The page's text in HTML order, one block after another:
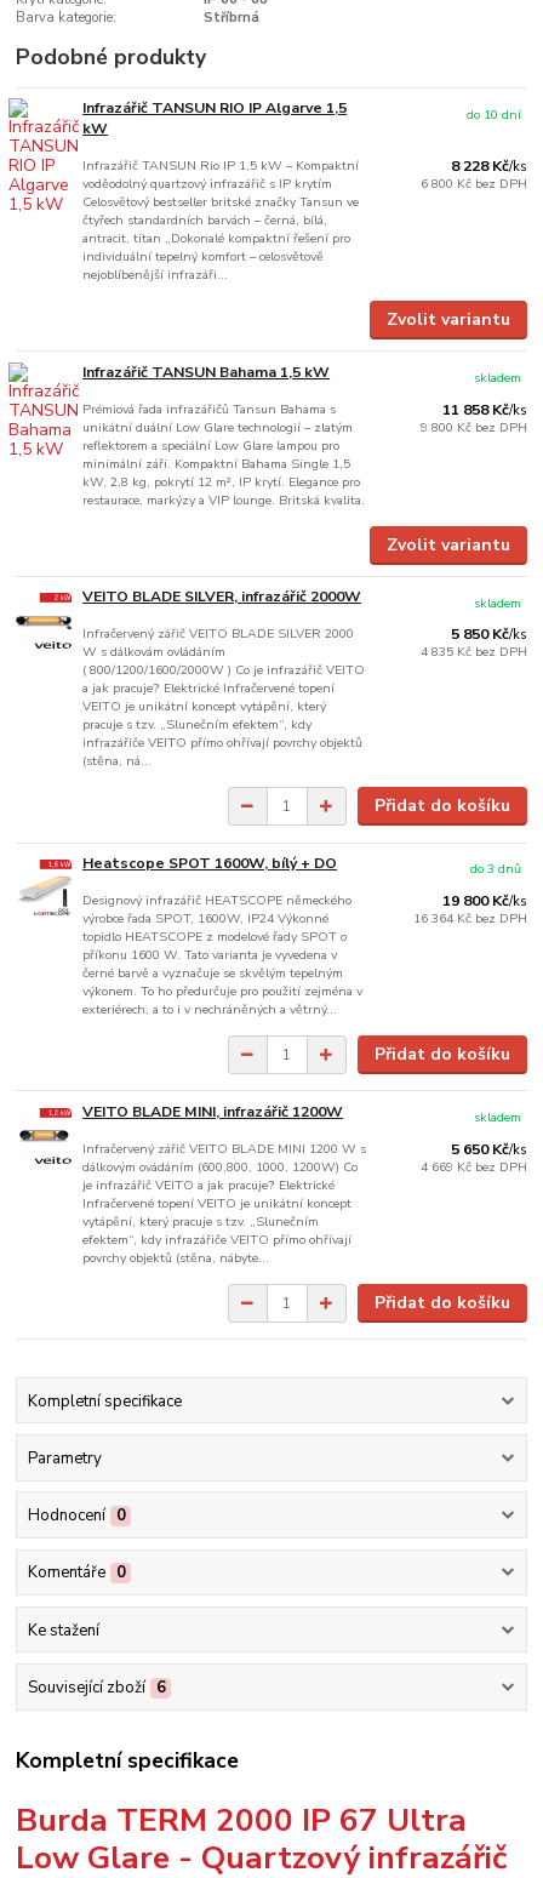
Barva kategorie:
Stříbrná
Podobné produkty
Infrazářič TANSUN RIO IP Algarve 1,5
kW
Infrazářič TANSUN Rio IP 1,5 kW – Kompaktní
voděodolný quartzový infrazářič s IP krytím
Celosvětový bestseller britské značky Tansun ve
čtyřech standardních barvách – černá, bílá,
antracit, titan „Dokonalé kompaktní řešení pro
individuální tepelný komfort – celosvětově
nejoblíbenější infrazáři...
8 228 Kč/ks
6 800 Kč bez DPH
do 10 dní
Zvolit variantu
Infrazářič TANSUN Bahama 1,5 kW
Prémiová řada infrazářičů Tansun Bahama s
unikátní duální Low Glare technologií – zlatým
reflektorem a speciální Low Glare lampou pro
minimální záři. Kompaktní Bahama Single 1,5
kW, 2,8 kg, pokrytí 12 m², IP krytí. Elegance pro
restaurace, markýzy a VIP lounge. Britská kvalita.
11 858 Kč/ks
9 800 Kč bez DPH
skladem
Zvolit variantu
VEITO BLADE SILVER, infrazářič 2000W
Infračervený zářič VEITO BLADE SILVER 2000
W s dálkovám ovládáním
( 800/1200/1600/2000W ) Co je infrazářič VEITO
a jak pracuje? Elektrické Infračervené topení
VEITO je unikátní koncept vytápění, který
pracuje s tzv. „Slunečním efektem“, kdy
infrazářiče VEITO přímo ohřívají povrchy objektů
(stěna, ná...
5 850 Kč/ks
4 835 Kč bez DPH
skladem
Přidat do košíku
Heatscope SPOT 1600W, bílý + DO
Designový infrazářič HEATSCOPE německého
výrobce řada SPOT, 1600W, IP24 Výkonné
topidlo HEATSCOPE z modelové řady SPOT o
příkonu 1600 W. Tato varianta je vyvedena v
černé barvě a vyznačuje se skvělým tepelným
výkonem. To ho předurčuje pro použití zejména v
exteriérech, a to i v nechráněných a větrný...
19 800 Kč/ks
16 364 Kč bez DPH
do 3 dnů
Přidat do košíku
VEITO BLADE MINI, infrazářič 1200W
Infračervený zářič VEITO BLADE MINI 1200 W s
dálkovým ovádáním (600,800, 1000, 1200W) Co
je infrazářič VEITO a jak pracuje? Elektrické
Infračervené topení VEITO je unikátní koncept
vytápění, který pracuje s tzv. „Slunečním
efektem“, kdy infrazářiče VEITO přímo ohřívají
povrchy objektů (stěna, nábyte...
5 650 Kč/ks
4 669 Kč bez DPH
skladem
Přidat do košíku
Kompletní specifikace
Parametry
Hodnocení 0
Komentáře 0
Ke stažení
Související zboží 6
Kompletní specifikace
Burda TERM 2000 IP 67 Ultra
Low Glare - Quartzový infrazářič